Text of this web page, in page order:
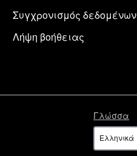
Συγχρονισμός δεδομένων
Λήψη βοήθειας
Γλώσσα